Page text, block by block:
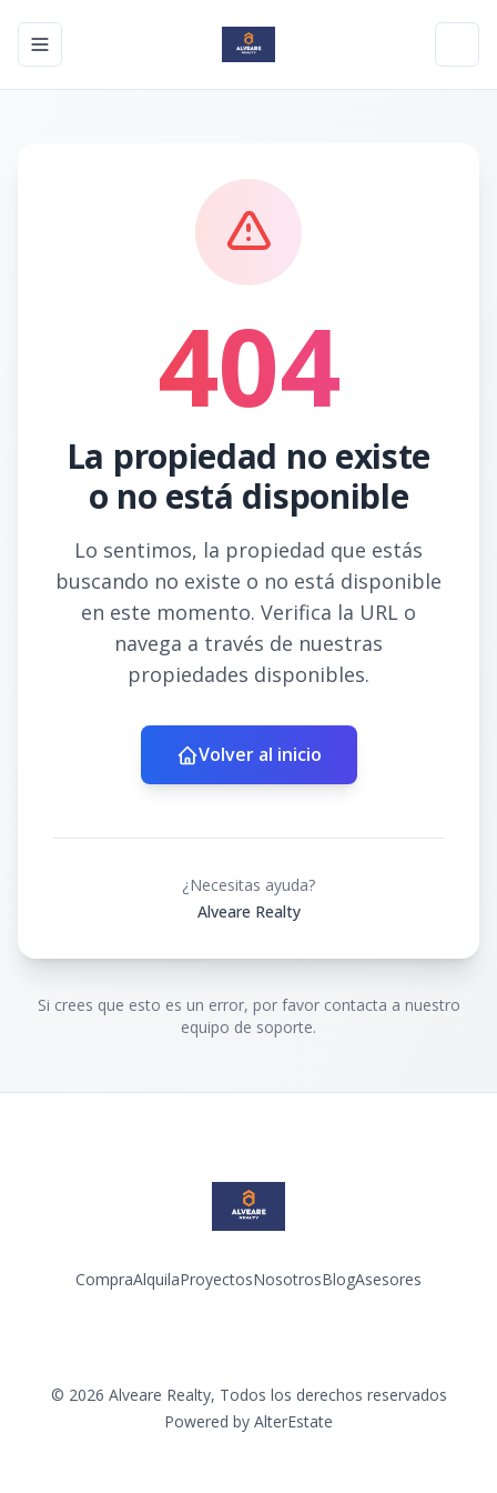
Toggle navigation menu
404
La propiedad no existe
o no está disponible
Lo sentimos, la propiedad que estás
buscando no existe o no está disponible
en este momento. Verifica la URL o
navega a través de nuestras
propiedades disponibles.
Volver al inicio
¿Necesitas ayuda?
Alveare Realty
Si crees que esto es un error, por favor contacta a nuestro
equipo de soporte.
CompraAlquilaProyectosNosotrosBlogAsesores
© 2026 Alveare Realty, Todos los derechos reservados
Powered by AlterEstate